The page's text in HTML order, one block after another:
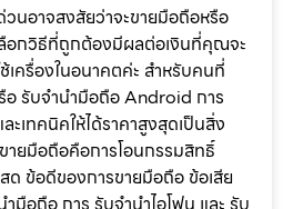
นอาจสงสัยว่าจะขายมือถือหรือ
อกวิธีที่ถูกต้องมีผลต่อเงินที่คุณจะ
เครื่องในอนาคตค่ะ สำหรับคนที่
อ รับจำนำมือถือ Android การ
ะเทคนิคให้ได้ราคาสูงสุดเป็นสิ่ง
ยมือถือคือการโอนกรรมสิทธิ์
ด ข้อดีของการขายมือถือ ข้อเสีย